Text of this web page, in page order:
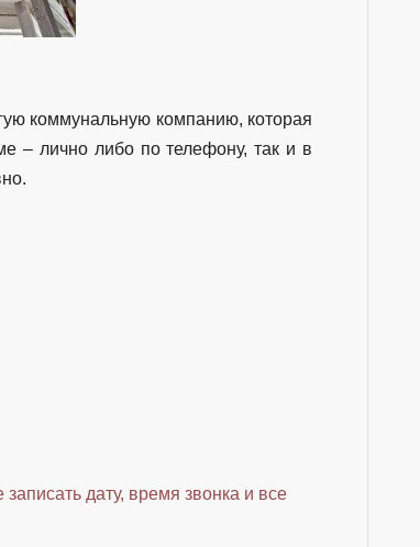
коммунальную компанию, которая
– лично либо по телефону, так и в
дату, время звонка и все